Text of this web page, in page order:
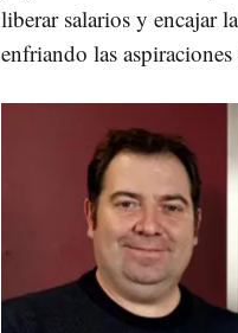
liberar salarios y encajar
enfriando las aspiraciones